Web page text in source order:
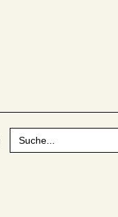
Search
for: